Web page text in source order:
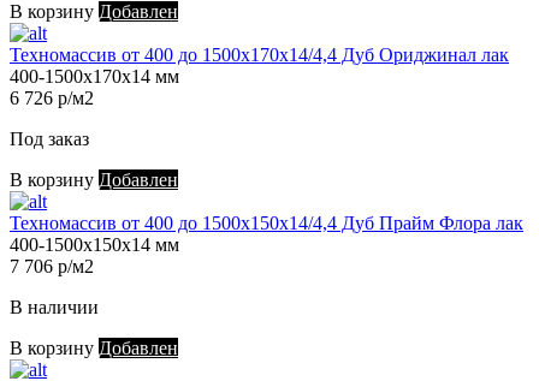
В корзину Добавлен
Техномассив от 400 до 1500х170х14/4,4 Дуб Ориджинал лак
400-1500х170х14 мм
6 726 р/м2
Под заказ
В корзину Добавлен
Техномассив от 400 до 1500х150х14/4,4 Дуб Прайм Флора лак
400-1500х150х14 мм
7 706 р/м2
В наличии
В корзину Добавлен